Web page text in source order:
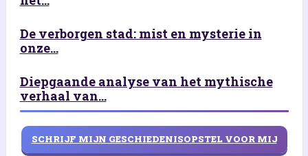
De verborgen stad: mist en mysterie in
onze...
Diepgaande analyse van het mythische
verhaal van...
SCHRIJF MIJN GESCHIEDENISOPSTEL VOOR MIJ